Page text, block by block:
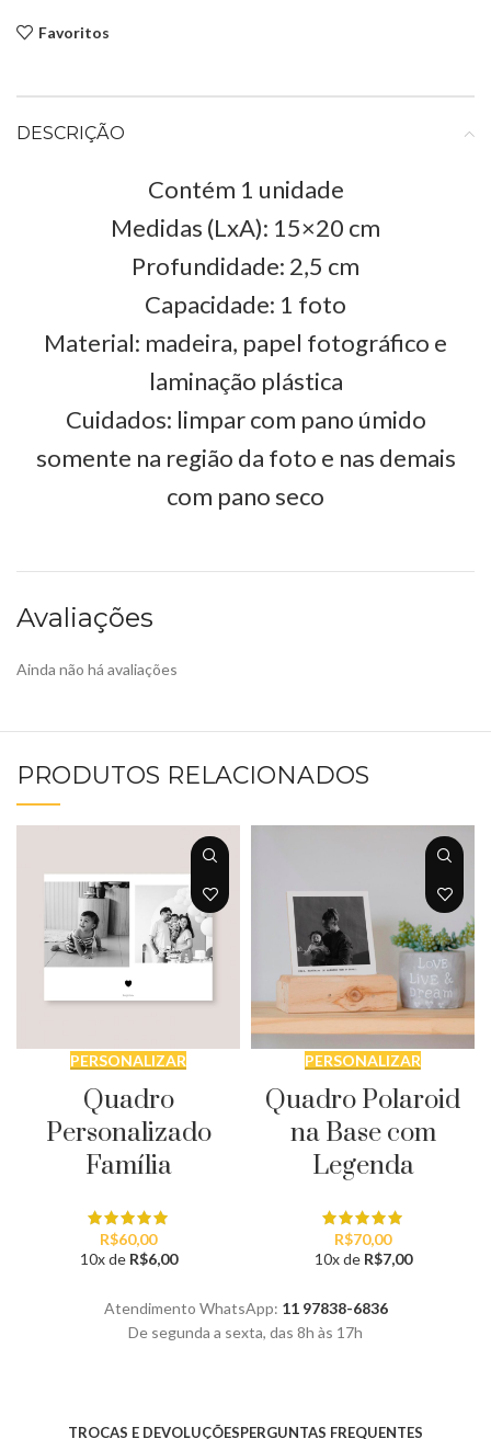
Favoritos
DESCRIÇÃO
Contém 1 unidade
Medidas (LxA): 15×20 cm
Profundidade: 2,5 cm
Capacidade: 1 foto
Material: madeira, papel fotográfico e
laminação plástica
Cuidados: limpar com pano úmido
somente na região da foto e nas demais
com pano seco
Avaliações
Ainda não há avaliações
PRODUTOS RELACIONADOS
PERSONALIZAR
Quadro
Personalizado
Família
R$60,00
10x de R$6,00
PERSONALIZAR
Quadro Polaroid
na Base com
Legenda
R$70,00
10x de R$7,00
Atendimento WhatsApp: 11 97838-6836
De segunda a sexta, das 8h às 17h
TROCAS E DEVOLUÇÕESPERGUNTAS FREQUENTES